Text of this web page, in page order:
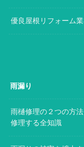
優良屋根リフォーム
雨漏り
雨樋修理の２つの方
修理する全知識